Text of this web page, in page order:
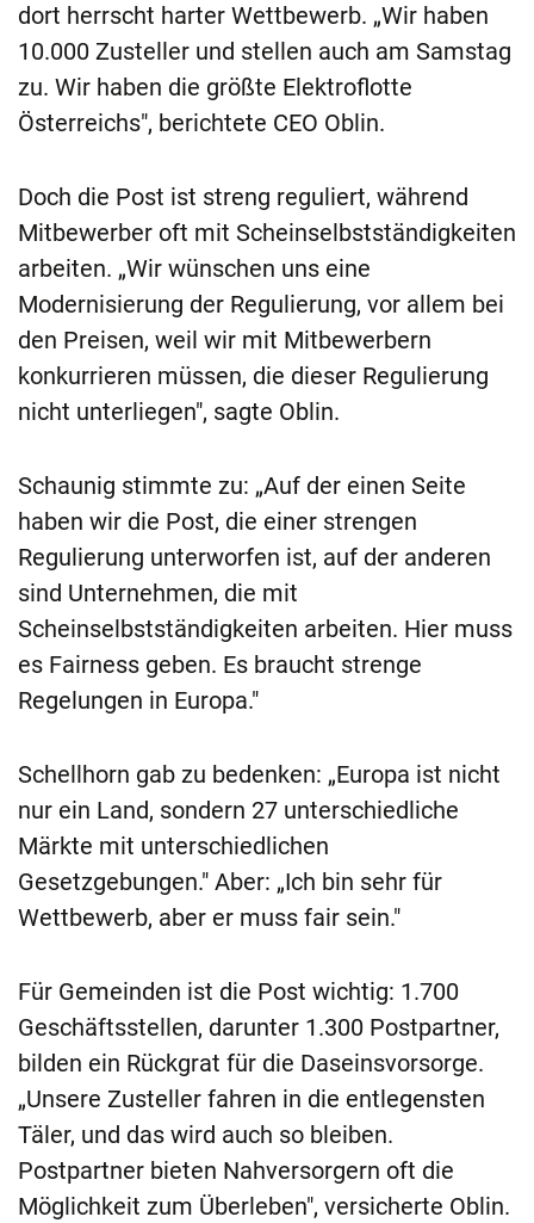
dort herrscht harter Wettbewerb. „Wir haben
10.000 Zusteller und stellen auch am Samstag
zu. Wir haben die größte Elektroflotte
Österreichs", berichtete CEO Oblin.
Doch die Post ist streng reguliert, während
Mitbewerber oft mit Scheinselbstständigkeiten
arbeiten. „Wir wünschen uns eine
Modernisierung der Regulierung, vor allem bei
den Preisen, weil wir mit Mitbewerbern
konkurrieren müssen, die dieser Regulierung
nicht unterliegen", sagte Oblin.
Schaunig stimmte zu: „Auf der einen Seite
haben wir die Post, die einer strengen
Regulierung unterworfen ist, auf der anderen
sind Unternehmen, die mit
Scheinselbstständigkeiten arbeiten. Hier muss
es Fairness geben. Es braucht strenge
Regelungen in Europa."
Schellhorn gab zu bedenken: „Europa ist nicht
nur ein Land, sondern 27 unterschiedliche
Märkte mit unterschiedlichen
Gesetzgebungen." Aber: „Ich bin sehr für
Wettbewerb, aber er muss fair sein."
Für Gemeinden ist die Post wichtig: 1.700
Geschäftsstellen, darunter 1.300 Postpartner,
bilden ein Rückgrat für die Daseinsvorsorge.
„Unsere Zusteller fahren in die entlegensten
Täler, und das wird auch so bleiben.
Postpartner bieten Nahversorgern oft die
Möglichkeit zum Überleben", versicherte Oblin.